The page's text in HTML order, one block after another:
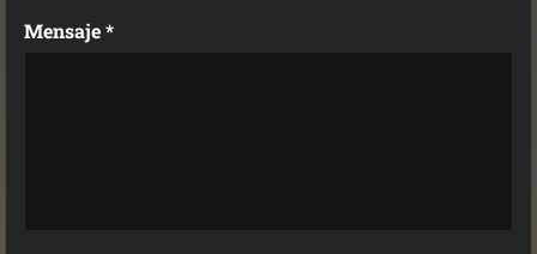
Mensaje *